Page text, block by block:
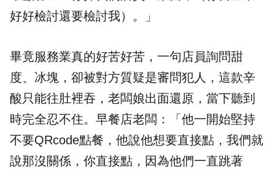
好好檢討還要檢討我）。」
畢竟服務業真的好苦好苦，一句店員詢問甜
度、冰塊，卻被對方質疑是審問犯人，這款辛
酸只能往肚裡吞，老闆娘出面還原，當下聽到
時完全忍不住。早餐店老闆：「他一開始堅持
不要QRcode點餐，他說他想要直接點，我們就
說那沒關係，你直接點，因為他們一直跳著